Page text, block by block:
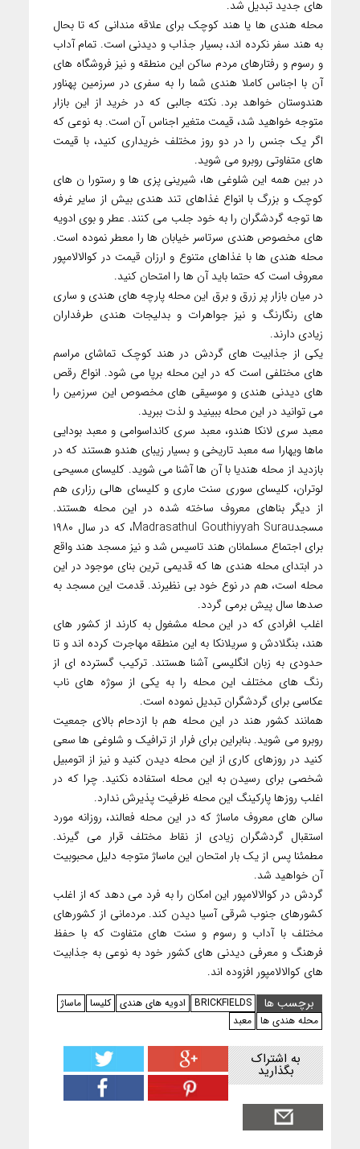
های جدید تبدیل شد.
محله هندی ها یا هند کوچک برای علاقه مندانی که تا بحال
به هند سفر نکرده اند، بسیار جذاب و دیدنی است. تمام آداب
و رسوم و رفتارهای مردم ساکن این منطقه و نیز فروشگاه های
آن با اجناس کاملا هندی شما را به سفری در سرزمین پهناور
هندوستان خواهد برد. نکته جالبی که در خرید از این بازار
متوجه خواهید شد، قیمت متغیر اجناس آن است. به نوعی که
اگر یک جنس را در دو روز مختلف خریداری کنید، با قیمت
های متفاوتی روبرو می شوید.
در بین همه این شلوغی ها، شیرینی پزی ها و رستورا ن های
کوچک و بزرگ با انواع غذاهای تند هندی بیش از سایر غرفه
ها توجه گردشگران را به خود جلب می کنند. عطر و بوی ادویه
های مخصوص هندی سرتاسر خیابان ها را معطر نموده است.
محله هندی ها با غذاهای متنوع و ارزان قیمت در کوالالامپور
معروف است که حتما باید آن ها را امتحان کنید.
در میان بازار پر زرق و برق این محله پارچه های هندی و ساری
های رنگارنگ و نیز جواهرات و بدلیجات هندی طرفداران
زیادی دارند.
یکی از جذابیت های گردش در هند کوچک تماشای مراسم
های مختلفی است که در این محله برپا می شود. انواع رقص
های دیدنی هندی و موسیقی های مخصوص این سرزمین را
می توانید در این محله ببینید و لذت ببرید.
معبد سری لانکا هندو، معبد سری کانداسوامی و معبد بودایی
ماها ویهارا سه معبد تاریخی و بسیار زیبای هندو هستند که در
بازدید از محله هندیا با آن ها آشنا می شوید. کلیسای مسیحی
لوتران، کلیسای سوری سنت ماری و کلیسای هالی رزاری هم
از دیگر بناهای معروف ساخته شده در این محله هستند.
مسجدMadrasathul Gouthiyyah Surau، که در سال ۱۹۸۰
برای اجتماع مسلمانان هند تاسیس شد و نیز مسجد هند واقع
در ابتدای محله هندی ها که قدیمی ترین بنای موجود در این
محله است، هم در نوع خود بی نظیرند. قدمت این مسجد به
صدها سال پیش برمی گردد.
اغلب افرادی که در این محله مشغول به کارند از کشور های
هند، بنگلادش و سریلانکا به این منطقه مهاجرت کرده اند و تا
حدودی به زبان انگلیسی آشنا هستند. ترکیب گسترده ای از
رنگ های مختلف این محله را به یکی از سوژه های ناب
عکاسی برای گردشگران تبدیل نموده است.
همانند کشور هند در این محله هم با ازدحام بالای جمعیت
روبرو می شوید. بنابراین برای فرار از ترافیک و شلوغی ها سعی
کنید در روزهای کاری از این محله دیدن کنید و نیز از اتومبیل
شخصی برای رسیدن به این محله استفاده نکنید. چرا که در
اغلب روزها پارکینگ این محله ظرفیت پذیرش ندارد.
سالن های معروف ماساژ که در این محله فعالند، روزانه مورد
استقبال گردشگران زیادی از نقاط مختلف قرار می گیرند.
مطمئنا پس از یک بار امتحان این ماساژ متوجه دلیل محبوبیت
آن خواهید شد.
گردش در کوالالامپور این امکان را به فرد می دهد که از اغلب
کشورهای جنوب شرقی آسیا دیدن کند. مردمانی از کشورهای
مختلف با آداب و رسوم و سنت های متفاوت که با حفظ
فرهنگ و معرفی دیدنی های کشور خود به نوعی به جذابیت
های کوالالامپور افزوده اند.
برچسب ها
BRICKFIELDS ادویه های هندی کلیسا ماساژ
محله هندی ها معبد
به اشتراک
بگذارید